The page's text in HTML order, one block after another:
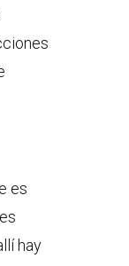
es
hay